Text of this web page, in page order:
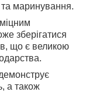
та маринування.
зберігатися
що є великою
а також